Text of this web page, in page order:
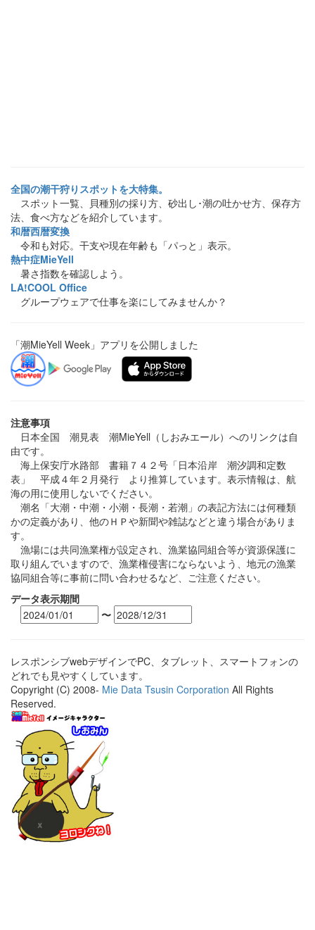
全国の潮干狩りスポットを大特集。
スポット一覧、貝種別の採り方、砂出し･潮の吐かせ方、保存方
法、食べ方などを紹介しています。
和暦西暦変換
令和も対応。干支や現在年齢も「パっと」表示。
熱中症MieYell
暑さ指数を確認しよう。
LA!COOL Office
グループウェアで仕事を楽にしてみませんか？
「潮MieYell Week」アプリを公開しました
注意事項
日本全国 潮見表 潮MieYell（しおみエール）へのリンクは自
由です。
海上保安庁水路部 書籍７４２号「日本沿岸 潮汐調和定数
表」 平成４年２月発行 より推算しています。表示情報は、航
海の用に使用しないでください。
潮名「大潮・中潮・小潮・長潮・若潮」の表記方法には何種類
かの定義があり、他のＨＰや新聞や雑誌などと違う場合がありま
す。
漁場には共同漁業権が設定され、漁業協同組合等が資源保護に
取り組んでいますので、漁業権侵害にならないよう、地元の漁業
協同組合等に事前に問い合わせるなど、ご注意ください。
データ表示期間
〜
レスポンシブwebデザインでPC、タブレット、スマートフォンの
どれでも見やすくしています。
Copyright (C) 2008- Mie Data Tsusin Corporation All Rights
Reserved.